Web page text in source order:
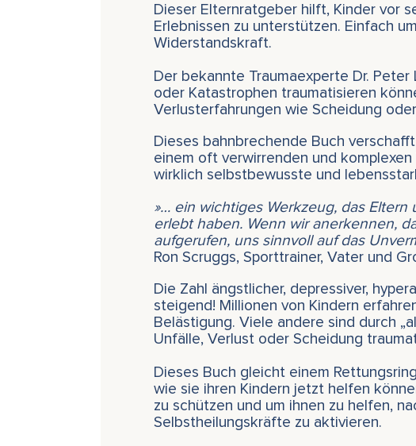
Dieser Elternratgeber hilft, Kinder vor
Erlebnissen zu unterstützen. Einfach
Widerstandskraft.
Der bekannte Traumaexperte Dr.
oder Katastrophen traumatisieren
Verlusterfahrungen wie Scheidung
Dieses bahnbrechende Buch
einem oft verwirrenden und
wirklich selbstbewusste und
»… ein wichtiges Werkzeug, das
erlebt haben. Wenn wir anerkennen,
aufgerufen, uns sinnvoll auf das
Ron Scruggs, Sporttrainer, Vater und
Die Zahl ängstlicher, depressiver,
steigend! Millionen von Kindern
Belästigung. Viele andere sind durch
Unfälle, Verlust oder Scheidung
Dieses Buch gleicht einem
wie sie ihren Kindern jetzt helfen
zu schützen und um ihnen zu helfen,
Selbstheilungskräfte zu aktivieren.